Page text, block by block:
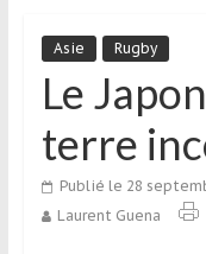
média
sur
tourisme
sportif
qui
s’adresse
Asie Rugby
Le
terre
Publié le 28
Laurent Guena